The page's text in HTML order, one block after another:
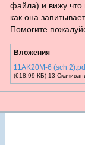
файла) и вижу что
как она
Помогите
Вложения
11AK20M-6 (sch
(618.99 КБ) 13